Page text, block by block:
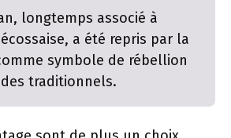
longtemps associé à
a été repris par la
symbole de rébellion
traditionnels.